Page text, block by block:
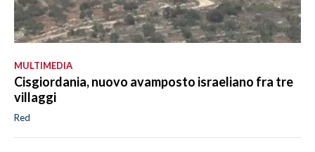
MULTIMEDIA
Cisgiordania, nuovo avamposto israeliano fra tre
villaggi
Red